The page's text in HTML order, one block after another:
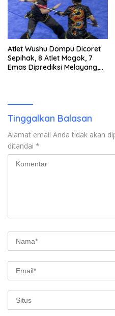
Atlet Wushu Dompu Dicoret
Sepihak, 8 Atlet Mogok, 7
Emas Diprediksi Melayang,
Tinggalkan Balasan
Alamat email Anda tidak akan
ditandai *